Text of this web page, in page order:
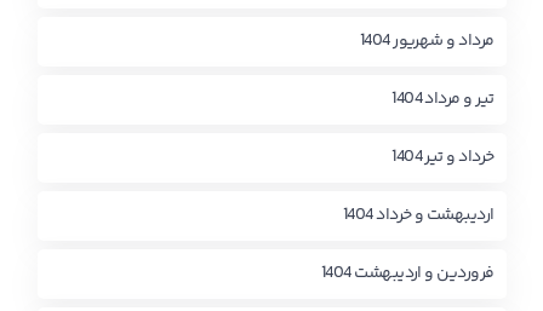
مرداد و شهریور 1404
تیر و مرداد 1404
خرداد و تیر 1404
اردیبهشت و خرداد 1404
فروردین و اردیبهشت 1404